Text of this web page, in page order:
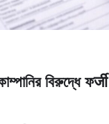
বিরুদ্ধে ফर्जी